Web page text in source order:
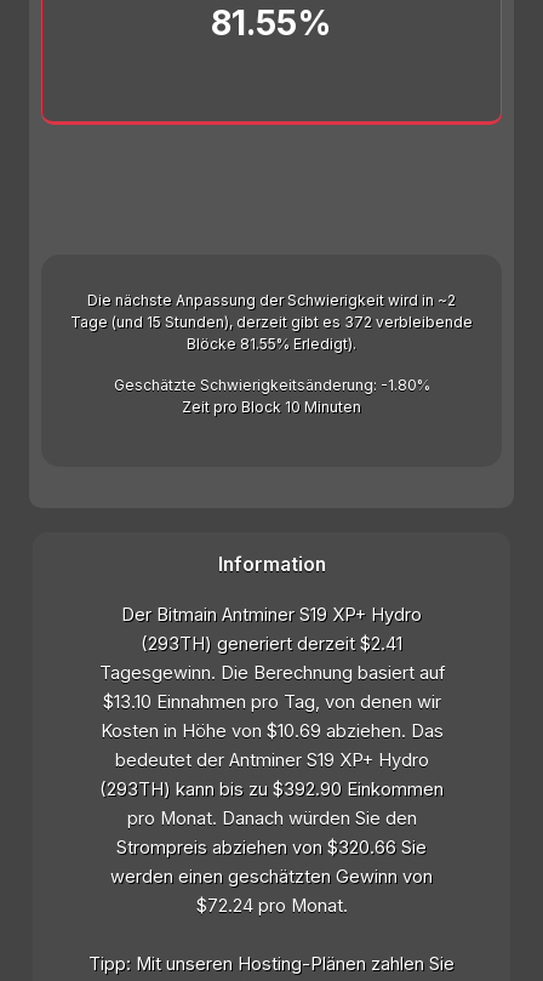
81.55%
Die nächste Anpassung der Schwierigkeit wird in ~2
Tage (und 15 Stunden), derzeit gibt es 372 verbleibende
Blöcke 81.55% Erledigt).
Geschätzte Schwierigkeitsänderung: -1.80%
Zeit pro Block 10 Minuten
Information
Der Bitmain Antminer S19 XP+ Hydro
(293TH) generiert derzeit $2.41
Tagesgewinn. Die Berechnung basiert auf
$13.10 Einnahmen pro Tag, von denen wir
Kosten in Höhe von $10.69 abziehen. Das
bedeutet der Antminer S19 XP+ Hydro
(293TH) kann bis zu $392.90 Einkommen
pro Monat. Danach würden Sie den
Strompreis abziehen von $320.66 Sie
werden einen geschätzten Gewinn von
$72.24 pro Monat.
Tipp: Mit unseren Hosting-Plänen zahlen Sie